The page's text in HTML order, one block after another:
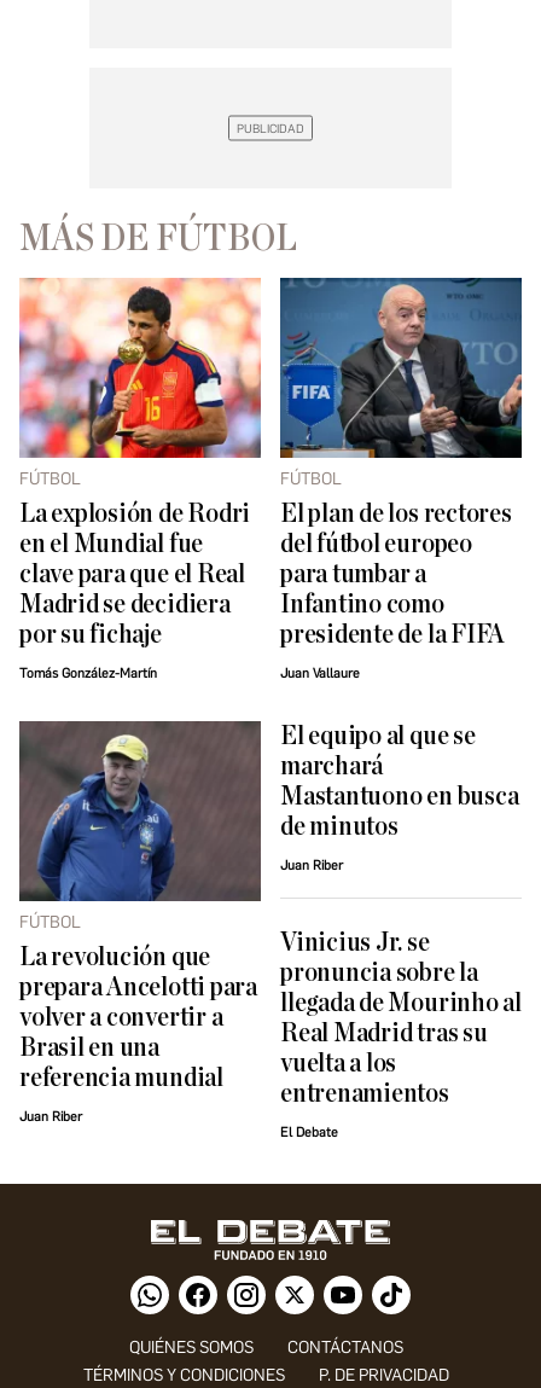
MÁS DE FÚTBOL
FÚTBOL
La explosión de Rodri
en el Mundial fue
clave para que el Real
Madrid se decidiera
por su fichaje
Tomás González-Martín
FÚTBOL
El plan de los rectores
del fútbol europeo
para tumbar a
Infantino como
presidente de la FIFA
Juan Vallaure
FÚTBOL
La revolución que
prepara Ancelotti para
volver a convertir a
Brasil en una
referencia mundial
Juan Riber
El equipo al que se
marchará
Mastantuono en busca
de minutos
Juan Riber
Vinicius Jr. se
pronuncia sobre la
llegada de Mourinho al
Real Madrid tras su
vuelta a los
entrenamientos
El Debate
QUIÉNES SOMOS
CONTÁCTANOS
TÉRMINOS Y CONDICIONES
P. DE PRIVACIDAD